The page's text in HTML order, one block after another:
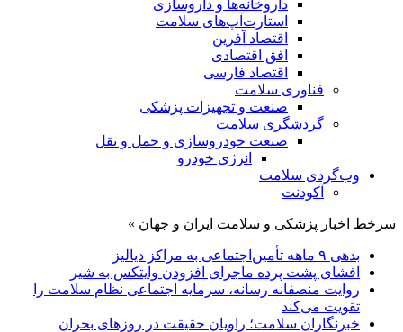
داروخانه‌ها و داروسازی
استارت‌آپ‌های سلامت
اقتصاد آفرین
افق اقتصادی
اقتصاد فارسی
فناوری سلامت
صنعت و تجهیزات پزشکی
گردشگری سلامت
صنعت خودروسازی و حمل و نقل
انرژی خودرو
وب‌گردی سلامت
آکودنت
سرخط اخبار پزشکی و سلامت ایران و جهان »
بدهی ۹ ماهه تأمین‌اجتماعی به مراکز دیالیز
افشای پشت پرده ماجرای افزودن وایتکس به شیر
روایت منصفانه رسانه، سرمایه اجتماعی نظام سلامت را
تقویت می‌کند
خبرنگاران سلامت؛ راویان حقیقت در روزهای بحران